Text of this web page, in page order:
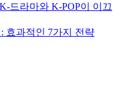
드라마와 K-POP이 이끄
효과적인 7가지 전략